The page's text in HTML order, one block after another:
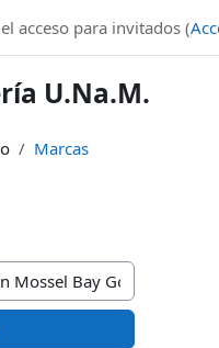
acceso para invitados (
U.Na.M.
Marcas